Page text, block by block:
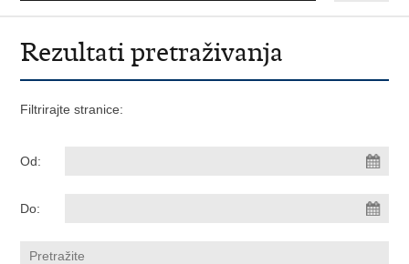
Rezultati pretraživanja
Filtrirajte stranice:
Od:
Do: